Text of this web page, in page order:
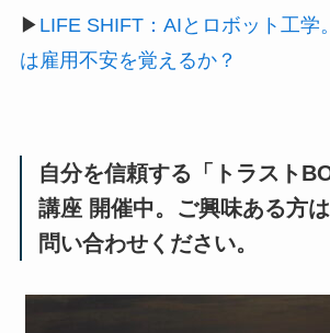
▶ LIFE SHIFT：AIとロボット工学
は雇用不安を覚えるか？
自分を信頼する「トラスト
講座 開催中。ご興味ある方
問い合わせください。